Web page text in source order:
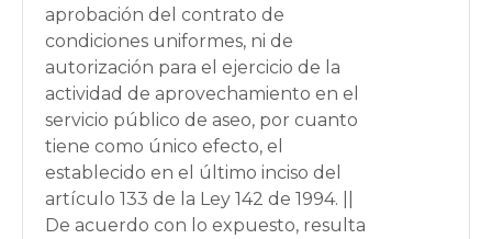
aprobación del contrato de
condiciones uniformes, ni de
autorización para el ejercicio de la
actividad de aprovechamiento en el
servicio público de aseo, por cuanto
tiene como único efecto, el
establecido en el último inciso del
artículo 133 de la Ley 142 de 1994. ||
De acuerdo con lo expuesto, resulta